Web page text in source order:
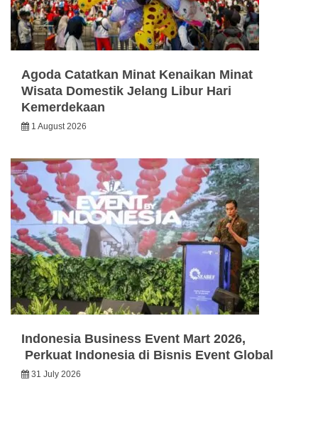
Agoda Catatkan Minat Kenaikan Minat
Wisata Domestik Jelang Libur Hari
Kemerdekaan
1 August 2026
Indonesia Business Event Mart 2026,
Perkuat Indonesia di Bisnis Event Global
31 July 2026